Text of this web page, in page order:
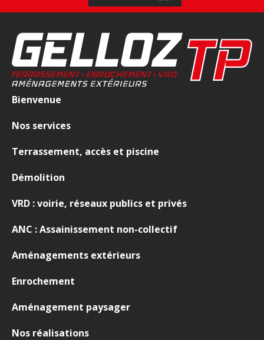
Bienvenue
Nos services
Terrassement, accès et piscine
Démolition
VRD : voirie, réseaux publics et privés
ANC : Assainissement non-collectif
Aménagements extérieurs
Enrochement
Aménagement paysager
Nos réalisations